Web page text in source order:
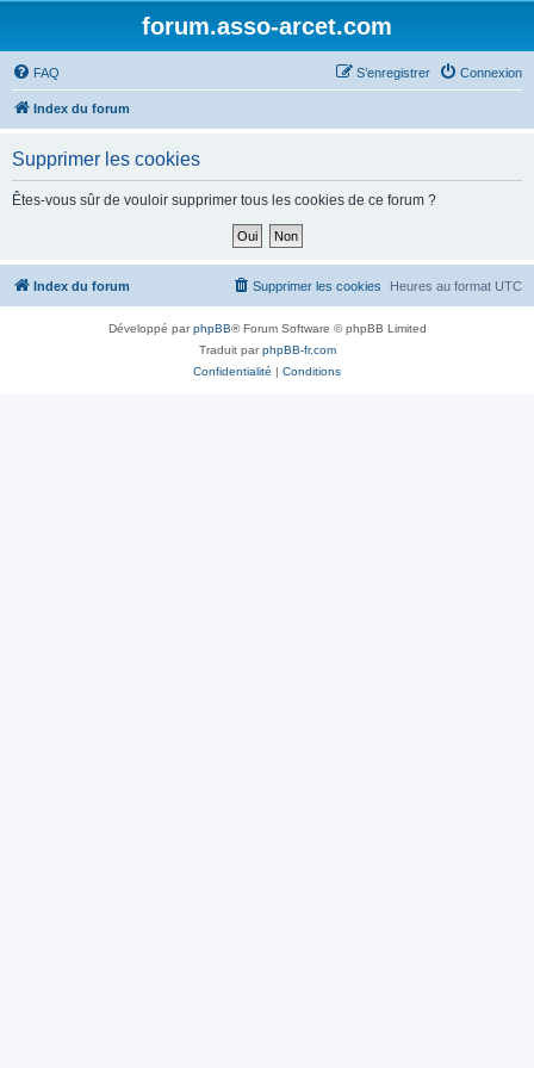
forum.asso-arcet.com
FAQ Connexion
S’enregistrer
Index du forum
Supprimer les cookies
Êtes-vous sûr de vouloir supprimer tous les cookies de ce forum ?
Index du forum Heures au format UTC
Supprimer les cookies
Développé parphpBB® Forum Software © phpBB Limited
Traduit parphpBB-fr.com
Confidentialité | Conditions